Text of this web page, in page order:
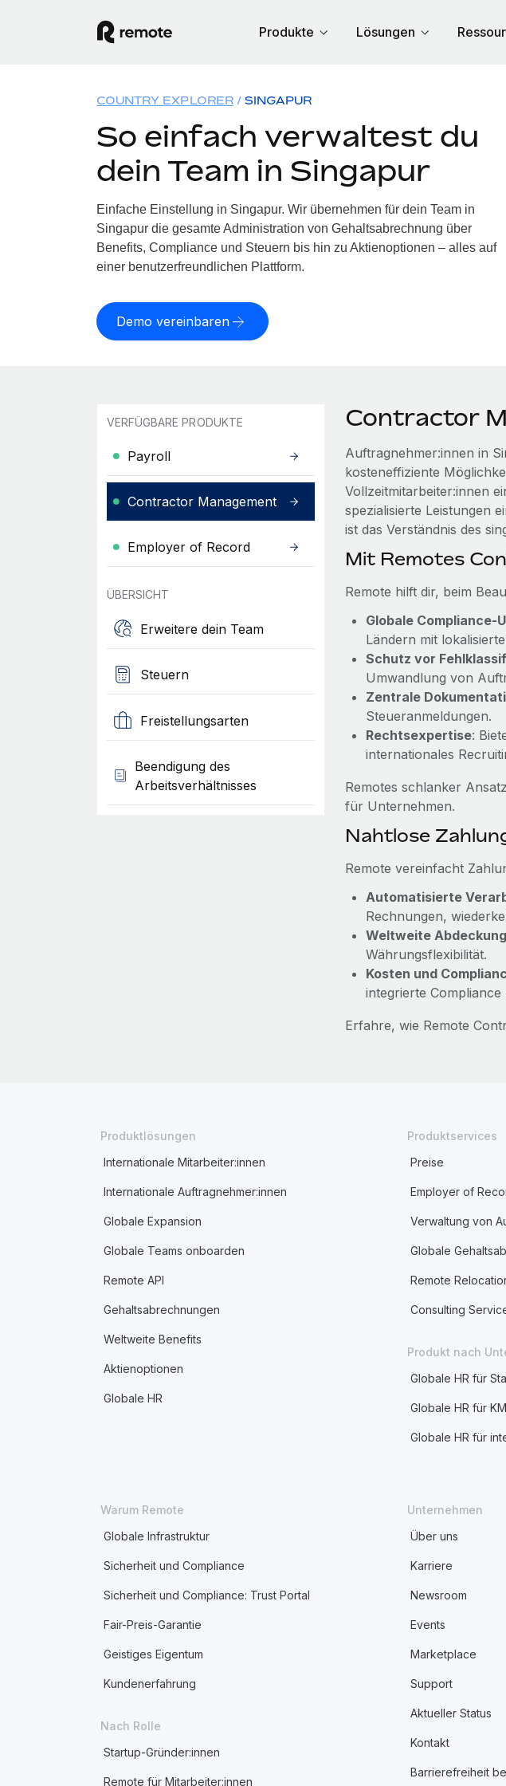
Produkte Lösungen
COUNTRY EXPLORER SINGAPUR
So einfach verwaltest du
dein Team in Singapur
Einfache Einstellung in Singapur. Wir übernehmen für dein Team in
Singapur die gesamte Administration von Gehaltsabrechnung über
Benefits, Compliance und Steuern bis hin zu Aktienoptionen – alles auf
einer benutzerfreundlichen Plattform.
Demo vereinbaren
VERFÜGBARE PRODUKTE
Payroll
Contractor Management
Employer of Record
ÜBERSICHT
Erweitere dein Team
Steuern
Freistellungsarten
Beendigung des
Arbeitsverhältnisses
Contractor
Auftragnehmer:innen in
kosteneffiziente
Vollzeitmitarbeiter:innen
spezialisierte Leistungen
ist das Verständnis des
Mit Remotes
Remote hilft dir, beim
Globale Compliance-
Ländern mit
Schutz vor
Umwandlung von
Zentrale
Steueranmeldungen.
Rechtsexpertise:
internationales
Remotes schlanker
für Unternehmen.
Nahtlose
Remote vereinfacht
Automatisierte
Rechnungen,
Weltweite Abdeckung
Währungsflexibilität.
Kosten und
integrierte
Erfahre, wie Remote
Produktlösungen
Internationale Mitarbeiter:innen
Internationale Auftragnehmer:innen
Globale Expansion
Globale Teams onboarden
Remote API
Gehaltsabrechnungen
Weltweite Benefits
Aktienoptionen
Globale HR
Produktservices
Preise
Employer of
Verwaltung von
Globale
Remote
Consulting
Produkt nach
Globale HR für
Globale HR für
Globale HR für
Warum Remote
Globale Infrastruktur
Sicherheit und Compliance
Sicherheit und Compliance: Trust Portal
Fair-Preis-Garantie
Geistiges Eigentum
Kundenerfahrung
Nach Rolle
Startup-Gründer:innen
Remote für Mitarbeiter:innen
Unternehmen
Über uns
Karriere
Newsroom
Events
Marketplace
Support
Aktueller Status
Kontakt
Barrierefreiheit